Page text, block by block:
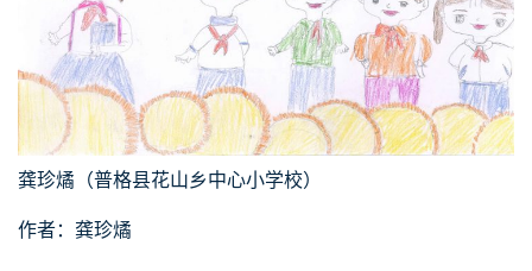
龚珍燏（普格县花山乡中心小学校）
作者：龚珍燏